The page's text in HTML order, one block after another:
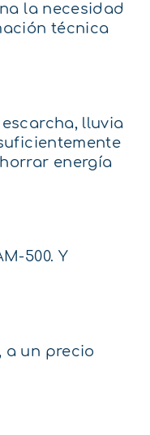
la necesidad
técnica
lluvia
energía
500. Y
a un precio